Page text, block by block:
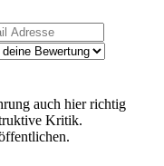
auch hier richtig
Kritik.